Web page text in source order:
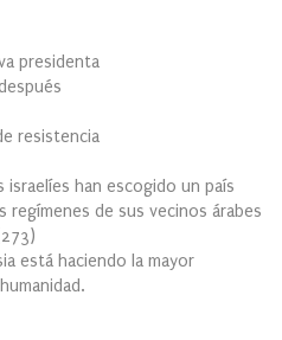
presidenta
resistencia
han escogido un país
de sus vecinos árabes
273)
está haciendo la mayor